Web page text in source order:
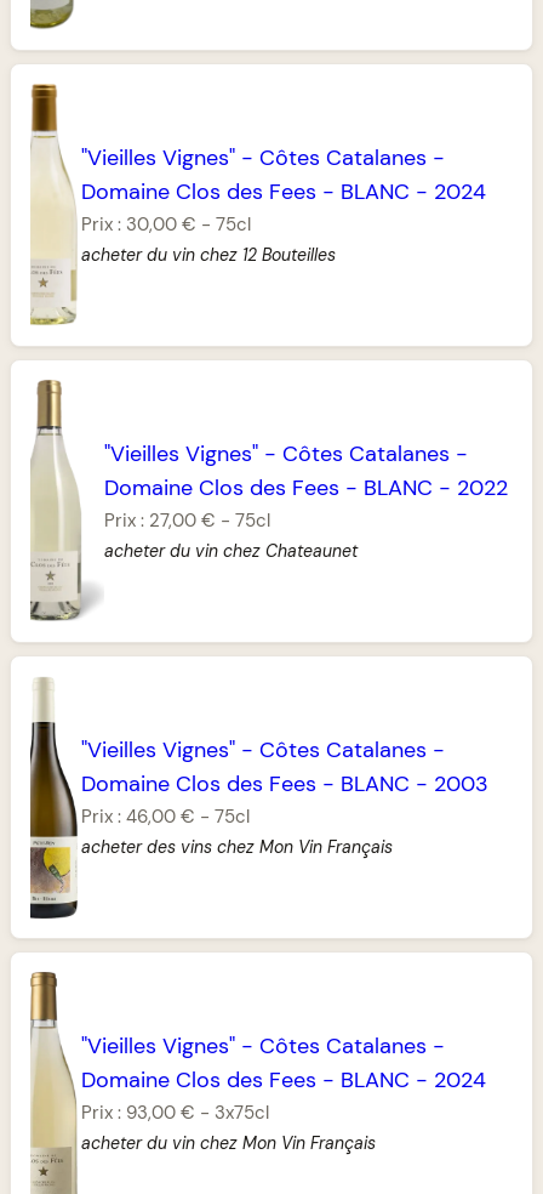
"Vieilles Vignes" - Côtes Catalanes -
Domaine Clos des Fees - BLANC - 2024
Prix : 30,00 € -75cl
acheter du vin chez 12 Bouteilles
"Vieilles Vignes"- Côtes Catalanes -
Domaine Clos des Fees - BLANC - 2022
Prix : 27,00 € - 75cl
acheter du vin chez Chateaunet
"Vieilles Vignes" - Côtes Catalanes -
Domaine Clos des Fees - BLANC - 2003
Prix :46,00 € -75cl
acheter des vins chez Mon Vin Français
"Vieilles Vignes" - Côtes Catalanes -
Domaine Clos des Fees - BLANC - 2024
Prix : 93,00 € - 3x75cl
acheter du vin chez Mon Vin Français